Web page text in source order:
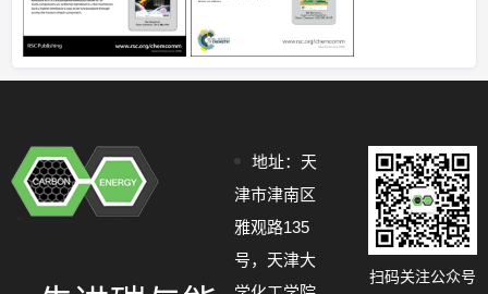
地址：天
津市津南区
雅观路135
号，天津大
扫码关注公众号